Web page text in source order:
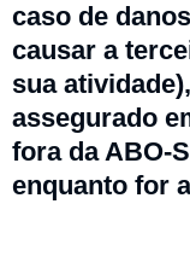
caso de
causar a
sua
assegurado
fora da ABO-
enquanto for